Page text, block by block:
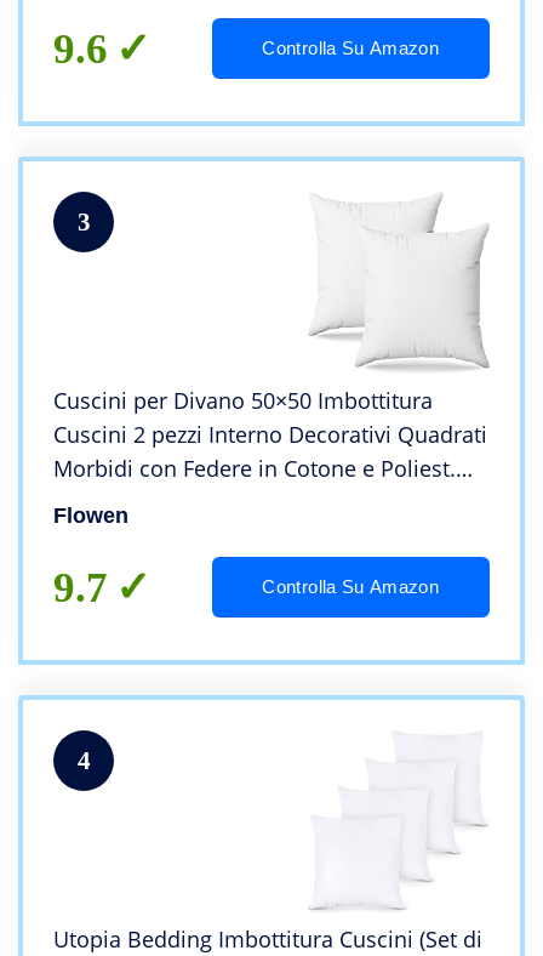
9.6 Controlla Su Amazon
3
Cuscini per Divano 50×50 Imbottitura
Cuscini 2 pezzi Interno Decorativi Quadrati
Morbidi con Federe in Cotone e Poliest.
Bianca Anallergici Antiacaro Arredo Casa
Flowen
9.7 Controlla Su Amazon
4
Utopia Bedding Imbottitura Cuscini (Set di